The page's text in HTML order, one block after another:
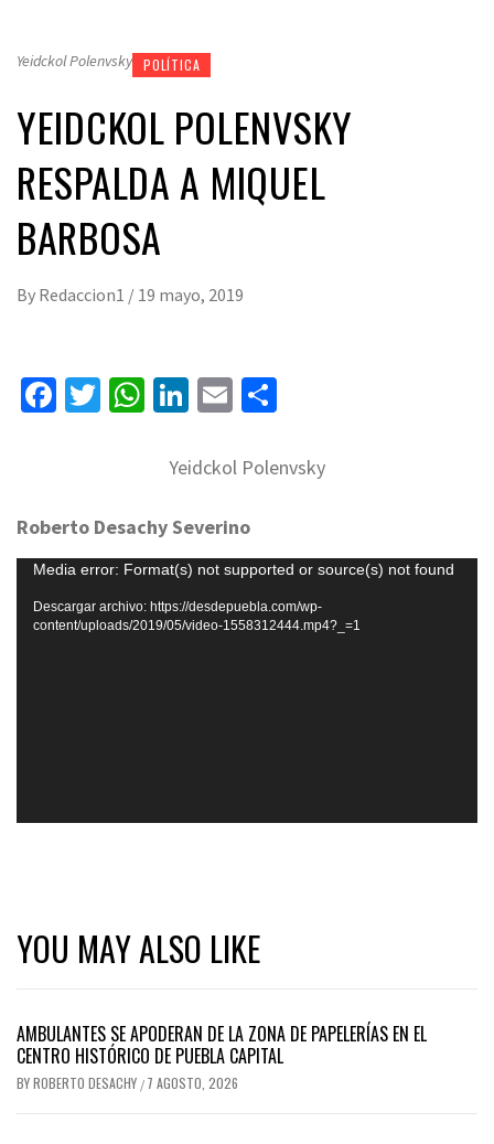
Yeidckol Polenvsky POLÍTICA
YEIDCKOL POLENVSKY
RESPALDA A MIQUEL
BARBOSA
By Redaccion1 / 19 mayo, 2019
Facebook
Twitter
WhatsApp
LinkedIn
Email
Yeidckol Polenvsky
Roberto Desachy Severino
Reproductor
de
vídeo
Media error: Format(s) not supported or source(s) not found
Descargar archivo: https://desdepuebla.com/wp-
content/uploads/2019/05/video-1558312444.mp4?_=1
YOU MAY ALSO LIKE
AMBULANTES SE APODERAN DE LA ZONA DE PAPELERÍAS EN EL
CENTRO HISTÓRICO DE PUEBLA CAPITAL
BYROBERTO DESACHY / 7 AGOSTO, 2026